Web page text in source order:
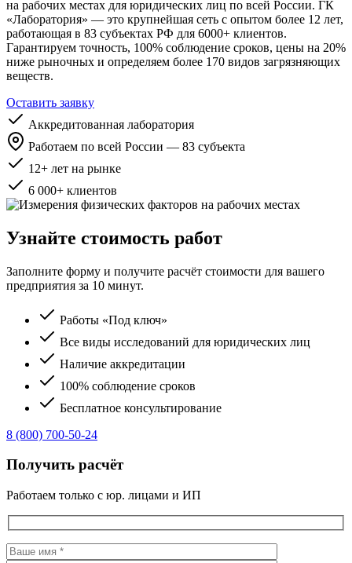
на рабочих местах для юридических лиц по всей России. ГК
«Лаборатория» — это крупнейшая сеть с опытом более 12 лет,
работающая в 83 субъектах РФ для 6000+ клиентов.
Гарантируем точность, 100% соблюдение сроков, цены на 20%
ниже рыночных и определяем более 170 видов загрязняющих
веществ.
Оставить заявку
Аккредитованная лаборатория
Работаем по всей России — 83 субъекта
12+ лет на рынке
6 000+ клиентов
Узнайте стоимость работ
Заполните форму и получите расчёт стоимости для вашего
предприятия за 10 минут.
Работы «Под ключ»
Все виды исследований для юридических лиц
Наличие аккредитации
100% соблюдение сроков
Бесплатное консультирование
8 (800) 700-50-24
Получить расчёт
Работаем только с юр. лицами и ИП